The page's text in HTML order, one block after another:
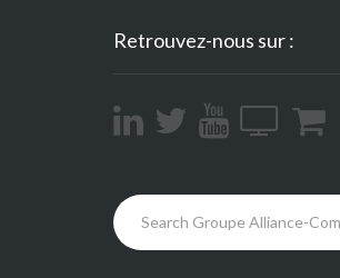
Retrouvez-nous sur :